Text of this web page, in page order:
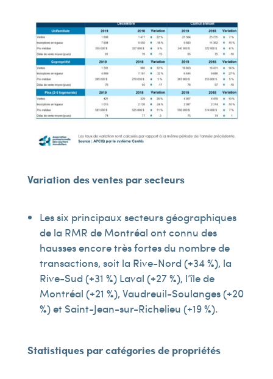
Variation des ventes par secteurs
Les six principaux secteurs géographiques
de la RMR de Montréal ont connu des
hausses encore très fortes du nombre de
transactions, soit la Rive-Nord (+34 %), la
Rive-Sud (+31 %) Laval (+27 %), l’île de
Montréal (+21 %), Vaudreuil-Soulanges (+20
%) et Saint-Jean-sur-Richelieu (+19 %).
Statistiques par catégories de propriétés